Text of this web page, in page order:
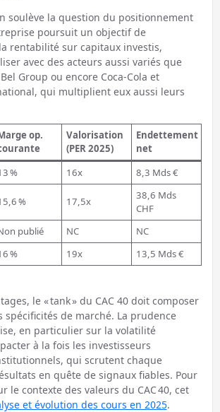
soulève la question du positionnement
poursuit un objectif de
rentabilité sur capitaux investis,
avec des acteurs aussi variés que
Group ou encore Coca-Cola et
qui multiplient eux aussi leurs
op.
Valorisation
(PER 2025)
Endettement
net
% 16x 8,3 Mds €
% 17,5x
38,6 Mds
CHF
publié NC
NC
% 19x 13,5 Mds €
le « tank » du CAC 40 doit composer
spécificités de marché. La prudence
en particulier sur la volatilité
à la fois les investisseurs
qui scrutent chaque
en quête de signaux fiables. Pour
le contexte des valeurs du CAC 40, cet
et évolution des cours en 2025.